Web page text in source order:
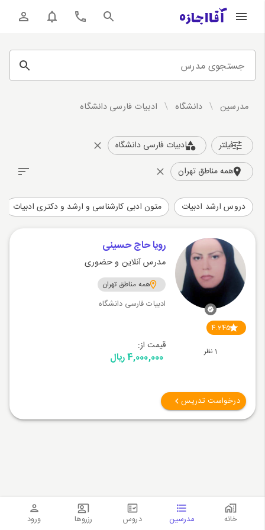
جستجوی مدرس
مدرسین / دانشگاه / ادبیات فارسی دانشگاه
فیلتر
ادبیات فارسی دانشگاه
همه مناطق تهران
دروس ارشد ادبیات متون ادبی کارشناسی و ارشد و دکتری ادبیات
4.245
1 نظر
رويا حاج حسينى
مدرس آنلاین و حضوری
همه مناطق تهران
ادبیات فارسی دانشگاه
قیمت از:
4,000,000 ریال
درخواست تدریس
خانه مدرسین دروس رزروها ورود